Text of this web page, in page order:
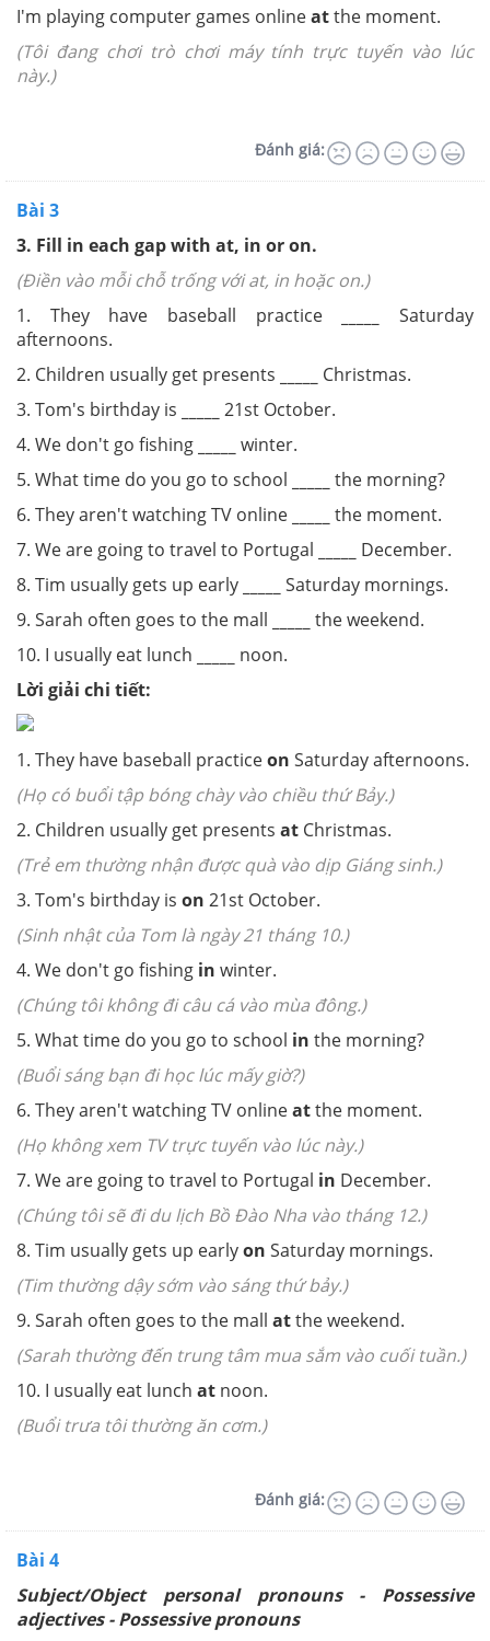
I'm playing computer games onlineatthe moment.
(Tôi đang chơi trò chơi máy tính trực tuyến vào lúc
này.)
Đánh giá:
Bài 3
3. Fill in each gap with at, in or on.
(Điền vào mỗi chỗ trống với at, in hoặc on.)
1. They have baseball practice
_____Saturday
afternoons.
2. Children usually get presents
Christmas.
3. Tom's birthday is
21st October.
4. We don't go fishing
winter.
5. What time do you go to school
the morning?
6. They aren't watching TV online
the moment.
7. We are going to travel to Portugal
December.
8. Tim usually gets up early
Saturday mornings.
9. Sarah often goes to the mall
the weekend.
10. I usually eat lunch
noon.
Lời giải chi tiết:
1. They have baseball practiceon Saturday afternoons.
(Họ có buổi tập bóng chày vào chiều thứ Bảy.)
2. Children usually get presents at Christmas.
(Trẻ em thường nhận được quà vào dịp Giáng sinh.)
3. Tom's birthday is on 21st October.
(Sinh nhật của Tom là ngày 21 tháng 10.)
4. We don't go fishing in winter.
(Chúng tôi không đi câu cá vào mùa đông.)
5. What time do you go to school in the morning?
(Buổi sáng bạn đi học lúc mấy giờ?)
6. They aren't watching TV onlineatthe moment.
(Họ không xem TV trực tuyến vào lúc này.)
7. We are going to travel to Portugal in December.
(Chúng tôi sẽ đi du lịch Bồ Đào Nha vào tháng 12.)
8. Tim usually gets up earlyon Saturday mornings.
(Tim thường dậy sớm vào sáng thứ bảy.)
9. Sarah often goes to the mall atthe weekend.
(Sarah thường đến trung tâm mua sắm vào cuối tuần.)
10. I usually eat lunch at noon.
(Buổi trưa tôi thường ăn cơm.)
Đánh giá:
Bài 4
Subject/Object personal pronouns - Possessive
adjectives - Possessive pronouns